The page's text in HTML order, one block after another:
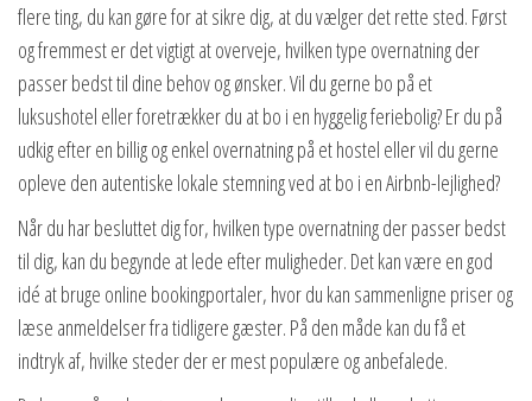
flere ting, du kan gøre for at sikre dig, at du vælger det rette sted. Først
og fremmest er det vigtigt at overveje, hvilken type overnatning der
passer bedst til dine behov og ønsker. Vil du gerne bo på et
luksushotel eller foretrækker du at bo i en hyggelig feriebolig? Er du på
udkig efter en billig og enkel overnatning på et hostel eller vil du gerne
opleve den autentiske lokale stemning ved at bo i en Airbnb-lejlighed?
Når du har besluttet dig for, hvilken type overnatning der passer bedst
til dig, kan du begynde at lede efter muligheder. Det kan være en god
idé at bruge online bookingportaler, hvor du kan sammenligne priser og
læse anmeldelser fra tidligere gæster. På den måde kan du få et
indtryk af, hvilke steder der er mest populære og anbefalede.